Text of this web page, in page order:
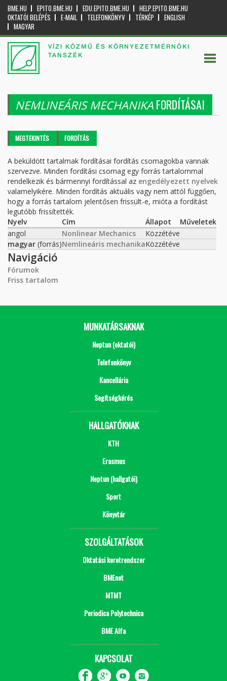
BME.HU EPITO.BME.HU EDU.EPITO.BME.HU
HELP.EPITO.BME.HU
OKTATÓI BELÉPÉS
E-MAIL TELEFONKÖNYV TÉRKÉP
ENGLISH
MAGYAR
VÍZI KÖZMŰ ÉS KÖRNYEZETMÉRNÖKI
TANSZÉK
NEMLINEÁRIS MECHANIKA FORDÍTÁSAI
Elsődleges fülek
MEGTEKINTÉS FORDÍTÁS
A beküldött tartalmak fordításai fordítás csomagokba vannak
szervezve. Minden fordítási csomag egy forrás tartalommal
rendelkezik és bármennyi fordítással az engedélyezett nyelvek
valamelyikére. Minden fordítás aktuális vagy nem attól függően,
hogy a forrás tartalom jelentősen frissült-e, mióta a fordítást
legutóbb frissítették.
Nyelv
Cím Állapot
Műveletek
angol
Nonlinear Mechanics
Közzétéve
magyar (forrás)Nemlineáris mechanikaKözzétéve
Navigáció
Fórumok
Friss tartalom
MUNKATÁRSAKNAK
Neptun (oktatói)
Telefonkönyv
Kancellária
Segítségkérés
HALLGATÓKNAK
KTH
Erasmus
Neptun (hallgatói)
Sport
Könyvtár
SZOLGÁLTATÁSOK
Oktatási keretrendszer
BMEnet
MTMT
Periodica Polytechnica
BME Alfa
KAPCSOLAT